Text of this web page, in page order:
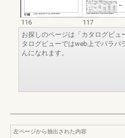
116
117
お探しのページは「カタログビュ
タログビューではweb上でパラパ
んになれます。
左ページから抽出された内容